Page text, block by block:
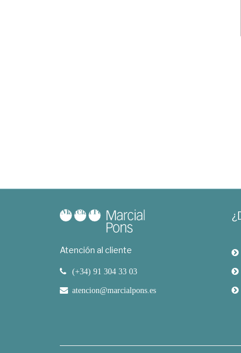
Atención al cliente
(+34) 91 304 33 03
atencion@marcialpons.es